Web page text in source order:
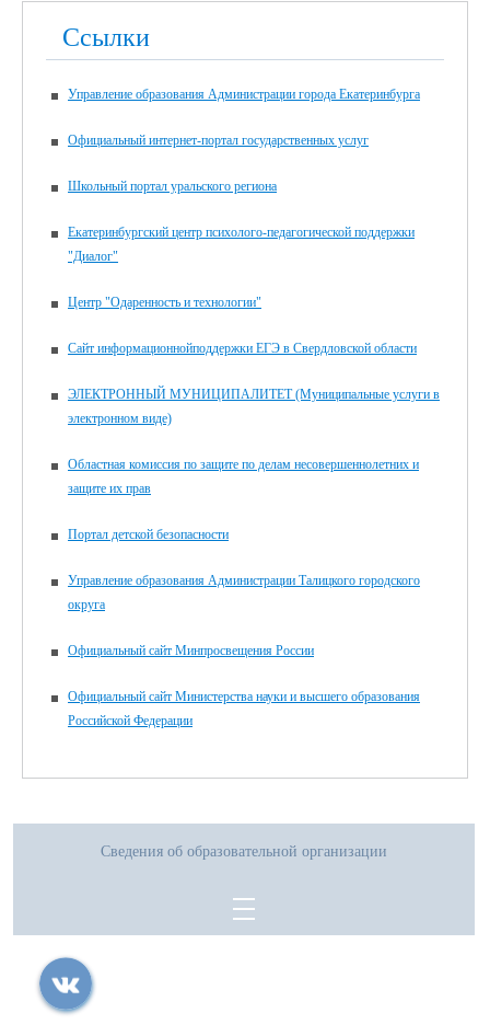
Ссылки
Управление образования Администрации города Екатеринбурга
Официальный интернет-портал государственных услуг
Школьный портал уральского региона
Екатеринбургский центр психолого-педагогической поддержки
"Диалог"
Центр "Одаренность и технологии"
Сайт информационнойподдержки ЕГЭ в Свердловской области
ЭЛЕКТРОННЫЙ МУНИЦИПАЛИТЕТ (Муниципальные услуги в
электронном виде)
Областная комиссия по защите по делам несовершеннолетних и
защите их прав
Портал детской безопасности
Управление образования Администрации Талицкого городского
округа
Официальный сайт Минпросвещения России
Официальный сайт Министерства науки и высшего образования
Российской Федерации
Сведения об образовательной организации